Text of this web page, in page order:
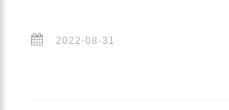
2022-08-31